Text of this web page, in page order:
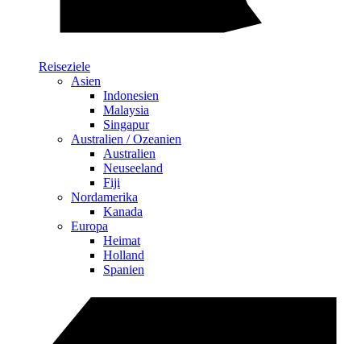
Reiseziele
Asien
Indonesien
Malaysia
Singapur
Australien / Ozeanien
Australien
Neuseeland
Fiji
Nordamerika
Kanada
Europa
Heimat
Holland
Spanien